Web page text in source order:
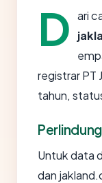
D ari
registrar PT
tahun,
Untuk data
dan